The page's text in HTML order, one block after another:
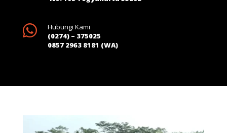

Hubungi Kami
(0274) – 375025
0857 2963 8181 (WA)